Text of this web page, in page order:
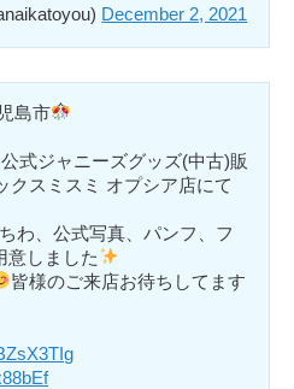
December 2, 2021
島市
式ジャニーズグッズ(中古)販
クスミスミ オプシア店にて
わ、公式写真、パンフ、フ
意しました
皆様のご来店お待ちしてます